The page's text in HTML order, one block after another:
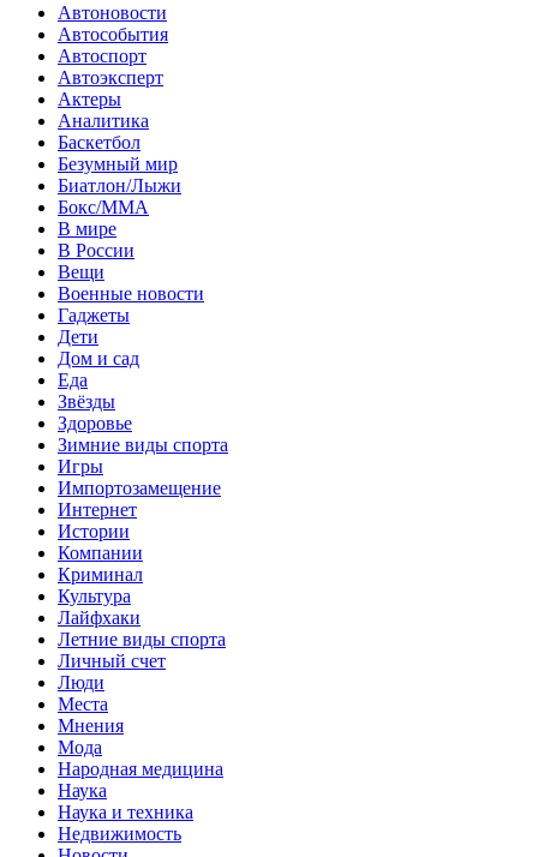
Автоновости
Автособытия
Автоспорт
Автоэксперт
Актеры
Аналитика
Баскетбол
Безумный мир
Биатлон/Лыжи
Бокс/MMA
В мире
В России
Вещи
Военные новости
Гаджеты
Дети
Дом и сад
Еда
Звёзды
Здоровье
Зимние виды спорта
Игры
Импортозамещение
Интернет
Истории
Компании
Криминал
Культура
Лайфхаки
Летние виды спорта
Личный счет
Люди
Места
Мнения
Мода
Народная медицина
Наука
Наука и техника
Недвижимость